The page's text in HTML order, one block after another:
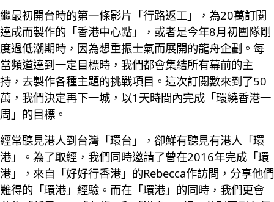
繼最初開台時的第一條影片「行路返工」，為20萬訂閱
達成而製作的「香港中心點」，或者是今年8月初團隊剛
度過低潮期時，因為想重振士氣而展開的龍舟企劃。每
當頻道達到一定目標時，我們都會集結所有幕前的主
持，去製作各種主題的挑戰項目。這次訂閱數來到了50
萬，我們決定再下一城，以1天時間內完成「環繞香港一
周」的目標。
經常聽見港人到台灣「環台」，卻鮮有聽見有港人「環
港」。為了取經，我們同時邀請了曾在2016年完成「環
港」，來自「好好行香港」的Rebecca作訪問，分享他們
難得的「環港」經驗。而在「環港」的同時，我們更會